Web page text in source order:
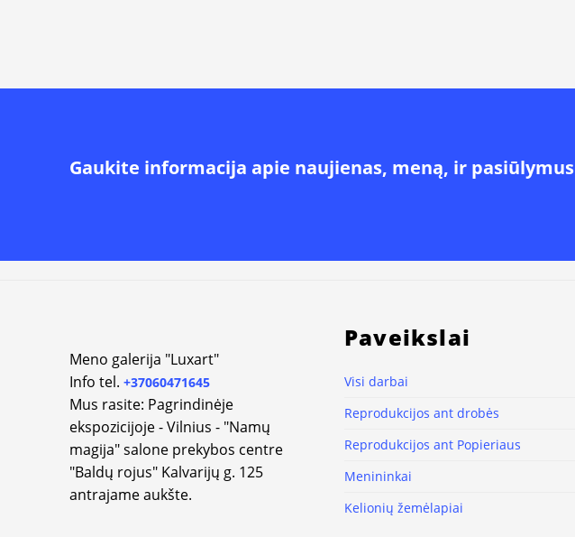
Gaukite informacija apie naujienas, meną, ir pasiūlymus
Meno galerija "Luxart"
Info tel. +37060471645
Mus rasite: Pagrindinėje
ekspozicijoje - Vilnius - "Namų
magija" salone prekybos centre
"Baldų rojus" Kalvarijų g. 125
antrajame aukšte.
Paveikslai
Visi darbai
Reprodukcijos ant drobės
Reprodukcijos ant Popieriaus
Menininkai
Kelionių žemėlapiai